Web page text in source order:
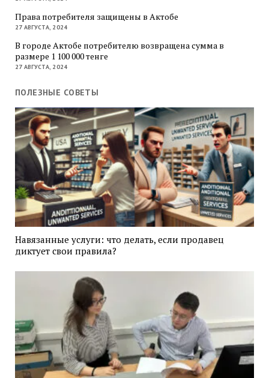
Права потребителя защищены в Актобе
27 АВГУСТА, 2024
В городе Актобе потребителю возвращена сумма в
размере 1 100 000 тенге
27 АВГУСТА, 2024
ПОЛЕЗНЫЕ СОВЕТЫ
Навязанные услуги: что делать, если продавец
диктует свои правила?